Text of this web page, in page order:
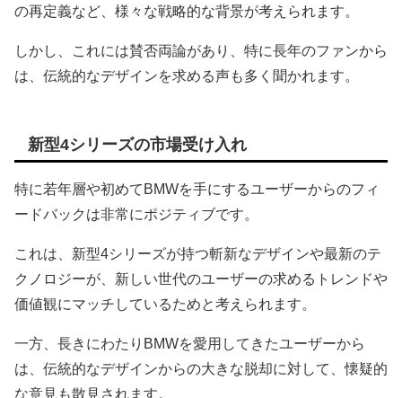
の再定義など、様々な戦略的な背景が考えられます。
しかし、これには賛否両論があり、特に長年のファンから
は、伝統的なデザインを求める声も多く聞かれます。
新型4シリーズの市場受け入れ
特に若年層や初めてBMWを手にするユーザーからのフィ
ードバックは非常にポジティブです。
これは、新型4シリーズが持つ斬新なデザインや最新のテ
クノロジーが、新しい世代のユーザーの求めるトレンドや
価値観にマッチしているためと考えられます。
一方、長きにわたりBMWを愛用してきたユーザーから
は、伝統的なデザインからの大きな脱却に対して、懐疑的
な意見も散見されます。